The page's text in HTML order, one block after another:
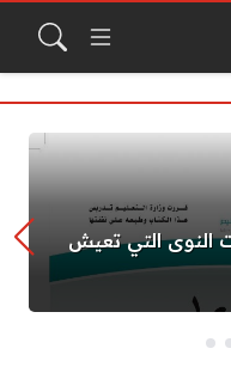
النوى التي تعيش